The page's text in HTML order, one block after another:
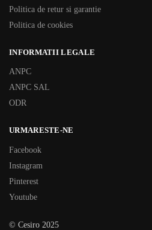
Politica de retur si garantie
Politica de cookies
INFORMATII LEGALE
ANPC
ANPC SAL
ODR
URMARESTE-NE
Facebook
Instagram
Pinterest
Youtube
© Cesiro 2025